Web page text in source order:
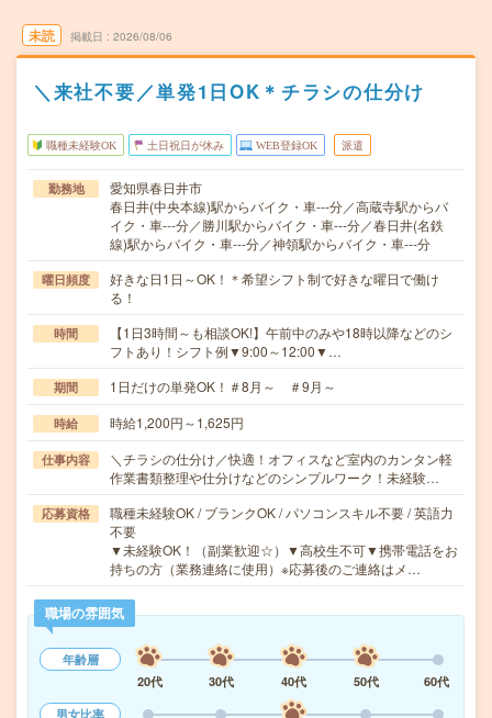
未読 掲載日 2026/08/06
＼来社不要／単発1日OK＊チラシの仕分け
職種未経験OK 土日祝日が休み WEB登録OK 派遣
勤務地
愛知県春日井市
春日井(中央本線)駅からバイク・車---分／高蔵寺駅からバ
イク・車---分／勝川駅からバイク・車---分／春日井(名鉄
線)駅からバイク・車---分／神領駅からバイク・車---分
曜日頻度
好きな日1日～OK！＊希望シフト制で好きな曜日で働け
る！
時間
【1日3時間～も相談OK!】午前中のみや18時以降などのシ
フトあり！シフト例▼9:00～12:00▼…
期間 1日だけの単発OK！＃8月～ ＃9月～
時給 時給1,200円～1,625円
仕事内容
＼チラシの仕分け／快適！オフィスなど室内のカンタン軽
作業書類整理や仕分けなどのシンプルワーク！未経験…
応募資格
職種未経験OK / ブランクOK / パソコンスキル不要 / 英語力
不要
▼未経験OK！（副業歓迎☆）▼高校生不可▼携帯電話をお
持ちの方（業務連絡に使用）※応募後のご連絡はメ…
職場の雰囲気
年齢層
20代
30代 40代 50代
60代
男女比率